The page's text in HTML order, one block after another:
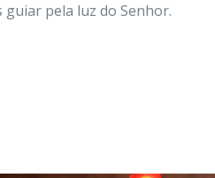
guiar pela luz do Senhor.